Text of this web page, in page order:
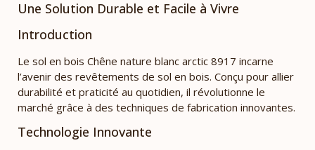
Une Solution Durable et Facile à Vivre
Introduction
Le sol en bois Chêne nature blanc arctic 8917 incarne
l’avenir des revêtements de sol en bois. Conçu pour allier
durabilité et praticité au quotidien, il révolutionne le
marché grâce à des techniques de fabrication innovantes.
Technologie Innovante